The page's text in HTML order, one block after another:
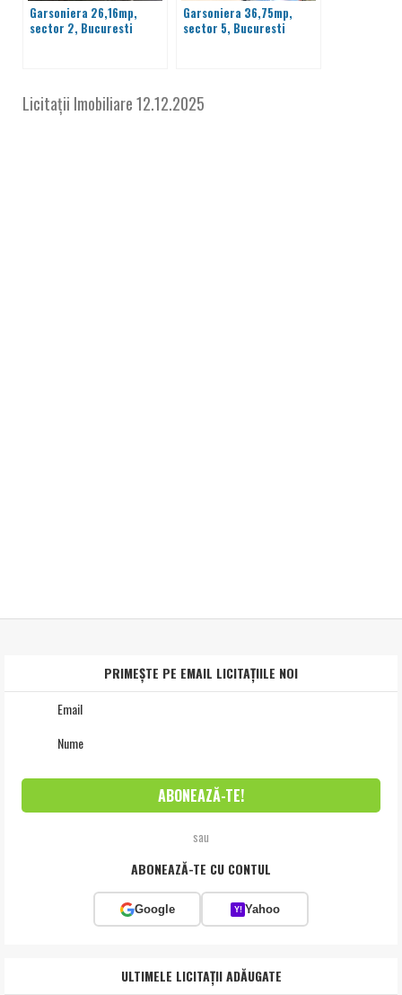
Garsoniera 26,16mp,
sector 2, Bucuresti
Garsoniera 36,75mp,
sector 5, Bucuresti
Licitații Imobiliare12.12.2025
PRIMEȘTE PE EMAIL LICITAȚIILE NOI
sau
ABONEAZĂ-TE CU CONTUL
Google Y! Yahoo
ULTIMELE LICITAȚII ADĂUGATE